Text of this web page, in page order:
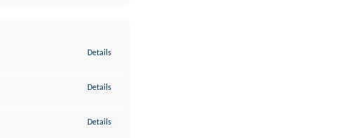
Details
Details
Details